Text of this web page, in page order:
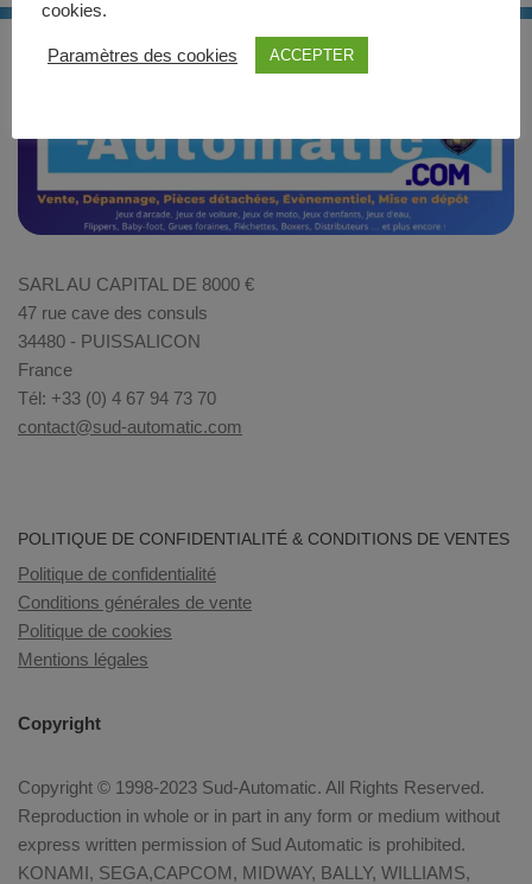
SARL AU CAPITAL DE 8000 €
47 rue cave des consuls
34480 - PUISSALICON
France
Tél: +33 (0) 4 67 94 73 70
contact@sud-automatic.com
POLITIQUE DE CONFIDENTIALITÉ & CONDITIONS DE VENTES
Politique de confidentialité
Conditions générales de vente
Politique de cookies
Mentions légales
Copyright
Copyright © 1998-2023 Sud-Automatic. All Rights Reserved.
Reproduction in whole or in part in any form or medium without
express written permission of Sud Automatic is prohibited.
KONAMI, SEGA,CAPCOM, MIDWAY, BALLY, WILLIAMS,
cookies.
Paramètres des cookies ACCEPTER